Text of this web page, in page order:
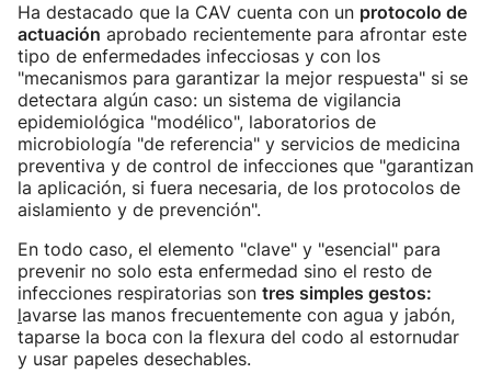
Ha destacado que la CAV cuenta con un protocolo de
actuación aprobado recientemente para afrontar este
tipo de enfermedades infecciosas y con los
"mecanismos para garantizar la mejor respuesta" si se
detectara algún caso: un sistema de vigilancia
epidemiológica "modélico", laboratorios de
microbiología "de referencia" y servicios de medicina
preventiva y de control de infecciones que "garantizan
la aplicación, si fuera necesaria, de los protocolos de
aislamiento y de prevención".
En todo caso, el elemento "clave" y "esencial" para
prevenir no solo esta enfermedad sino el resto de
infecciones respiratorias son tres simples gestos:
lavarse las manos frecuentemente con agua y jabón,
taparse la boca con la flexura del codo al estornudar
y usar papeles desechables.